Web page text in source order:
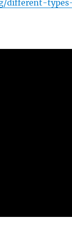
different-